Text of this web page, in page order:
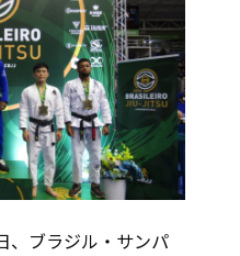
、ブラジル・サンパ